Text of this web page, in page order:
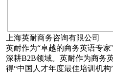
上海英耐商务咨询有限公司
英耐作为“卓越的商务英语专
深耕B2B领域。英耐作为商务
得“中国人才年度最佳培训机